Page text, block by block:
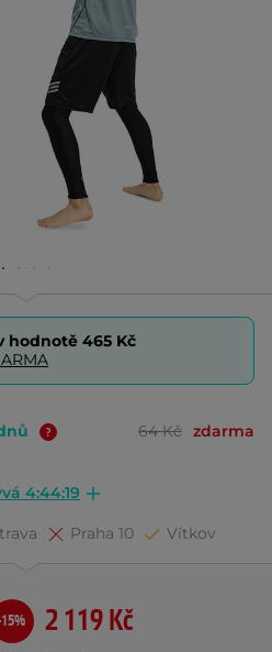
hodnotě 465 Kč
64 Kč zdarma
4:44:19
Praha 10 Vítkov
2 119 Kč